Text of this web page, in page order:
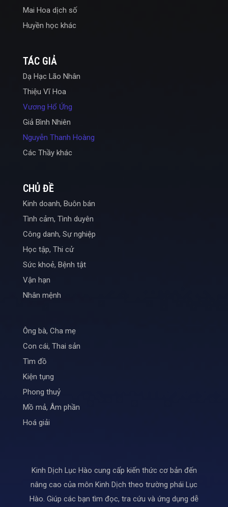
Mai Hoa dịch số
Huyền học khác
TÁC GIẢ
Dạ Hạc Lão Nhân
Thiệu Vĩ Hoa
Vương Hổ Ứng
Giả Bình Nhiên
Nguyễn Thanh Hoàng
Các Thầy khác
CHỦ ĐỀ
Kinh doanh, Buôn bán
Tình cảm, Tình duyên
Công danh, Sự nghiệp
Học tập, Thi cử
Sức khoẻ, Bệnh tật
Vận hạn
Nhân mệnh
Ông bà, Cha mẹ
Con cái, Thai sản
Tìm đồ
Kiện tụng
Phong thuỷ
Mồ mả, Âm phần
Hoá giải
Kinh Dịch Lục Hào cung cấp kiến thức cơ bản đến
nâng cao của môn Kinh Dịch theo trường phái Lục
Hào. Giúp các bạn tìm đọc, tra cứu và ứng dụng dễ